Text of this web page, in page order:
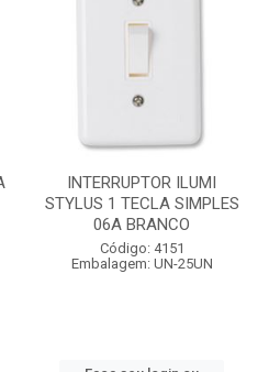
INTERRUPTOR ILUMI
STYLUS 1 TECLA SIMPLES
06A BRANCO
Código: 4151
Embalagem: UN-25UN